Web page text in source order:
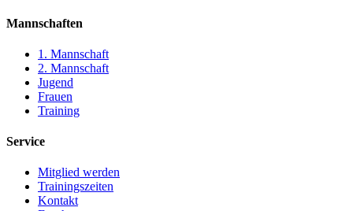
Mannschaften
1. Mannschaft
2. Mannschaft
Jugend
Frauen
Training
Service
Mitglied werden
Trainingszeiten
Kontakt